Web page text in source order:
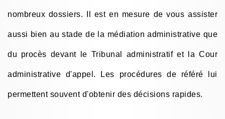
nombreux dossiers. Il est en mesure de vous assister
aussi bien au stade de la médiation administrative que
du procès devant le Tribunal administratif et la Cour
administrative d'appel. Les procédures de référé lui
permettent souvent d'obtenir des décisions rapides.